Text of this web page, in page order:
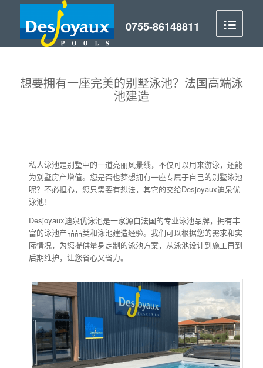
想要拥有一座完美的别墅泳池？法国高端泳
池建造
私人泳池是别墅中的一道亮丽风景线，不仅可以用来游泳，还能
为别墅房产增值。您是否也梦想拥有一座专属于自己的别墅泳池
呢？不必担心，您只需要有想法，其它的交给Desjoyaux迪泉优
泳池！
Desjoyaux迪泉优泳池是一家源自法国的专业泳池品牌，拥有丰
富的泳池产品品类和泳池建造经验。我们可以根据您的需求和实
际情况，为您提供量身定制的泳池方案，从泳池设计到施工再到
后期维护，让您省心又省力。